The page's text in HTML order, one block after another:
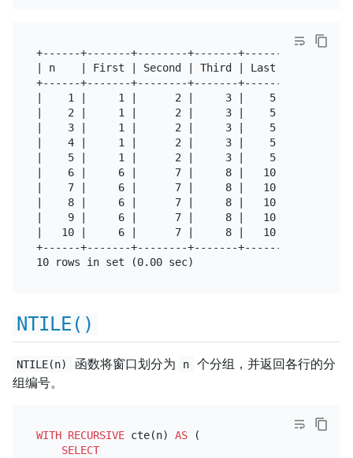
+------+-------+--------+-------+------+
| n    | First | Second | Third | Last |
+------+-------+--------+-------+------+
|    1 |     1 |      2 |     3 |    5 |
|    2 |     1 |      2 |     3 |    5 |
|    3 |     1 |      2 |     3 |    5 |
|    4 |     1 |      2 |     3 |    5 |
|    5 |     1 |      2 |     3 |    5 |
|    6 |     6 |      7 |     8 |   10 |
|    7 |     6 |      7 |     8 |   10 |
|    8 |     6 |      7 |     8 |   10 |
|    9 |     6 |      7 |     8 |   10 |
|   10 |     6 |      7 |     8 |   10 |
+------+-------+--------+-------+------+
NTILE()
NTILE(n) 函数将窗口划分为 n
个分组，并返回各行的分
组编号。
WITH RECURSIVE cte(n) AS (
SELECT